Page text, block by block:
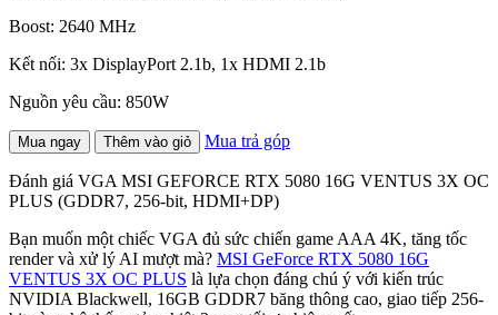
Boost: 2640 MHz
Kết nối: 3x DisplayPort 2.1b, 1x HDMI 2.1b
Nguồn yêu cầu: 850W
Mua ngay Thêm vào giỏ Mua trả góp
Đánh giá VGA MSI GEFORCE RTX 5080 16G VENTUS 3X OC
PLUS (GDDR7, 256-bit, HDMI+DP)
Bạn muốn một chiếc VGA đủ sức chiến game AAA 4K, tăng tốc
render và xử lý AI mượt mà? MSI GeForce RTX 5080 16G
VENTUS 3X OC PLUS là lựa chọn đáng chú ý với kiến trúc
NVIDIA Blackwell, 16GB GDDR7 băng thông cao, giao tiếp 256-